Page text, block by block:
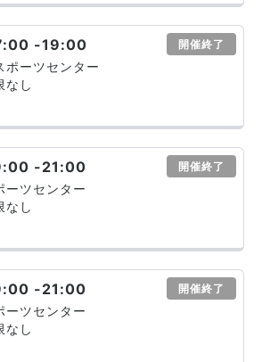
-19:00 開催終了
ポーツセンター
なし
-21:00 開催終了
ーツセンター
なし
-21:00 開催終了
ーツセンター
なし